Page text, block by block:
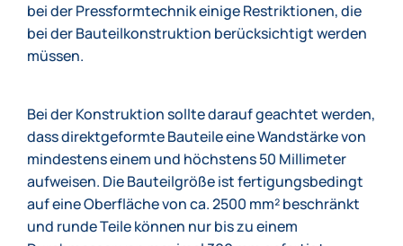
bei der Pressformtechnik einige Restriktionen, die
bei der Bauteilkonstruktion berücksichtigt werden
müssen.
Bei der Konstruktion sollte darauf geachtet werden,
dass direktgeformte Bauteile eine Wandstärke von
mindestens einem und höchstens 50 Millimeter
aufweisen. Die Bauteilgröße ist fertigungsbedingt
auf eine Oberfläche von ca. 2500 mm² beschränkt
und runde Teile können nur bis zu einem